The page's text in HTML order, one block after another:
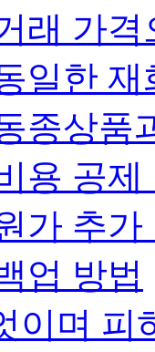
래 가
일한
종상품
용 공제
가 추가
업 방법
이며 피